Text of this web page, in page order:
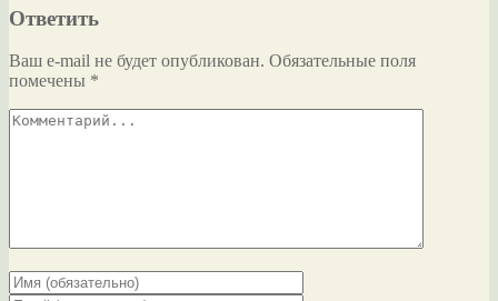
Ответить
Ваш e-mail не будет опубликован. Обязательные поля
помечены *